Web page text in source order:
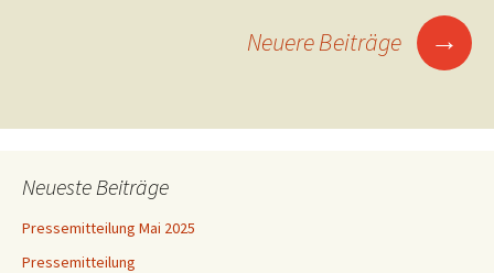
Beitragsnavigation
Neuere Beiträge →
Neueste Beiträge
Pressemitteilung Mai 2025
Pressemitteilung